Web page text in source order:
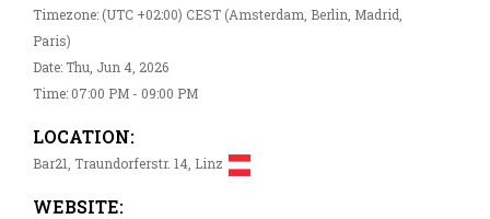
Timezone: (UTC +02:00) CEST (Amsterdam, Berlin, Madrid,
Paris)
Date: Thu, Jun 4, 2026
Time: 07:00 PM - 09:00 PM
LOCATION:
Bar21, Traundorferstr. 14, Linz
WEBSITE: